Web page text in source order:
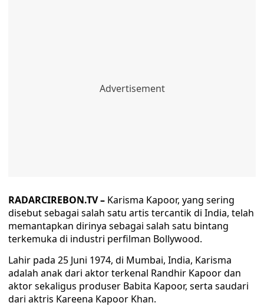
RADARCIREBON.TV – Karisma Kapoor, yang sering
disebut sebagai salah satu artis tercantik di India, telah
memantapkan dirinya sebagai salah satu bintang
terkemuka di industri perfilman Bollywood.
Lahir pada 25 Juni 1974, di Mumbai, India, Karisma
adalah anak dari aktor terkenal Randhir Kapoor dan
aktor sekaligus produser Babita Kapoor, serta saudari
dari aktris Kareena Kapoor Khan.